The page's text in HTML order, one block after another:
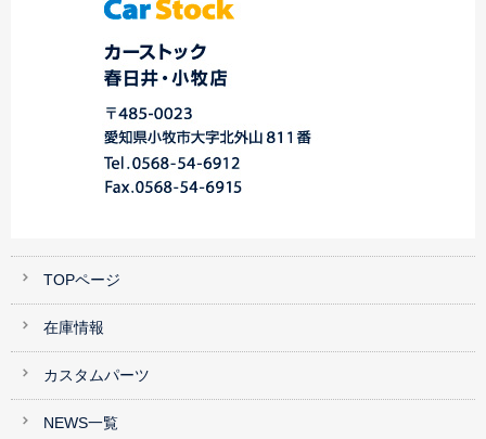
TOPページ
在庫情報
カスタムパーツ
NEWS一覧